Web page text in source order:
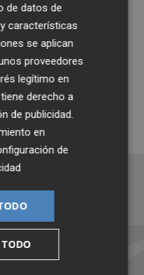
de
noticias
de
tu correo
de datos de
características
se aplican
proveedores
legítimo en
derecho a
de publicidad
en
de